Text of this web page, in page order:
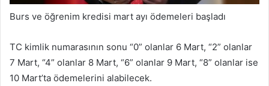
d
e
m
e
k
Burs ve öğrenim kredisi mart ayı ödemeleri başladı
TC kimlik numarasının sonu “0” olanlar 6 Mart, “2” olanlar
7 Mart, “4” olanlar 8 Mart, “6” olanlar 9 Mart, “8” olanlar ise
10 Mart’ta ödemelerini alabilecek.